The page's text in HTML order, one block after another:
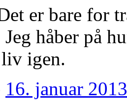
er bare for
håber på
igen.
16. januar